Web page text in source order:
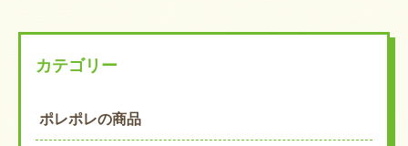
カテゴリー
ポレポレの商品